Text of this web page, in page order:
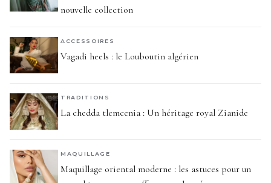
nouvelle collection
ACCESSOIRES
Vagadi heels : le Louboutin algérien
TRADITIONS
La chedda tlemcenia : Un héritage royal Zianide
MAQUILLAGE
Maquillage oriental moderne : les astuces pour un